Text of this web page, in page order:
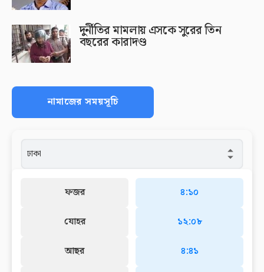
দুর্নীতির মামলায় এসকে সুরের তিন
বছরের কারাদণ্ড
নামাজের সময়সূচি
ফজর
যোহর
আছর
৪:১০
১২:০৮
৪:৪১